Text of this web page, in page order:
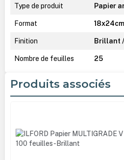
Type de produit Papier
Format 18x24cm
Finition Brillant
Nombre de feuilles 25
Produits associés